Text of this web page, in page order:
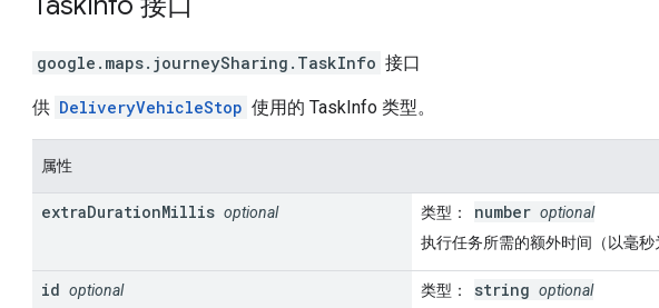
google.maps.journeySharing . TaskInfo 接口
供 DeliveryVehicleStop 使用的 TaskInfo 类型。
属性
extraDurationMillis optional 类型 ： number optional
执行任务所需的额外时间（以毫秒
id optional 类型 ： string optional